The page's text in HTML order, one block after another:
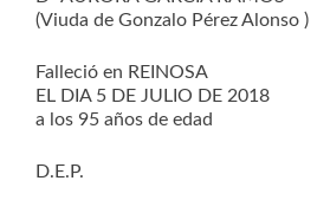
(Viuda de Gonzalo Pérez Alonso )
Falleció en REINOSA
EL DIA 5 DE JULIO DE 2018
a los 95 años de edad
D.E.P.